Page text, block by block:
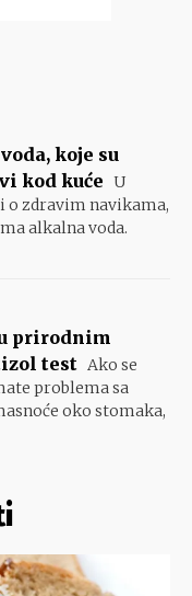
koje su
kod kuće U
o zdravim navikama,
alkalna voda.
prirodnim
test Ako se
problema sa
oko stomaka,